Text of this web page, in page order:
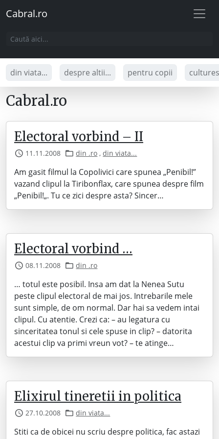
Cabral.ro
din viata... despre altii... pentru copii
Cabral.ro
Electoral vorbind – II
11.11.2008 din .ro ,din viata...
Am gasit filmul la Copolivici care spunea „Penibil!”
vazand clipul la Tiribonflax, care spunea despre film
„Penibil!„. Tu ce zici despre asta? Sincer…
Electoral vorbind …
08.11.2008 din .ro
… totul este posibil. Insa am dat la Nenea Sutu
peste clipul electoral de mai jos. Intrebarile mele
sunt simple, de om normal. Dar hai sa vedem intai
clipul. Cu atentie. Crezi ca: – au legatura cu
sinceritatea tonul si cele spuse in clip? – datorita
acestui clip va primi vreun vot? – te atinge…
Elixirul tineretii in politica
27.10.2008 din viata...
Stiti ca de obicei nu scriu despre politica, fac astazi